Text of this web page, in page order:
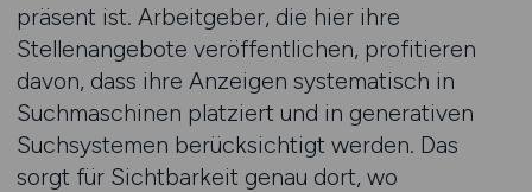
präsent ist. Arbeitgeber, die hier ihre
Stellenangebote veröffentlichen, profitieren
davon, dass ihre Anzeigen systematisch in
Suchmaschinen platziert und in generativen
Suchsystemen berücksichtigt werden. Das
sorgt für Sichtbarkeit genau dort, wo